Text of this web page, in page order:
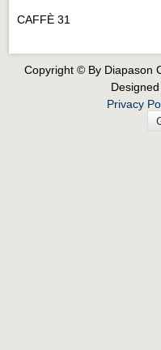
CAFFÈ 31
Copyright © By Diapason
Privacy